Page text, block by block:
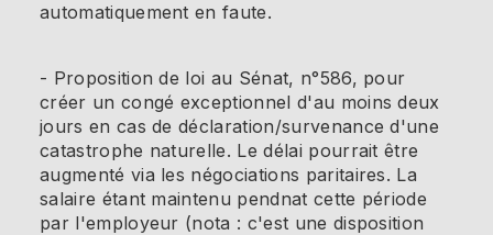
automatiquement en faute.
- Proposition de loi au Sénat, n°586, pour
créer un congé exceptionnel d'au moins deux
jours en cas de déclaration/survenance d'une
catastrophe naturelle. Le délai pourrait être
augmenté via les négociations paritaires. La
salaire étant maintenu pendnat cette période
par l'employeur (nota : c'est une disposition